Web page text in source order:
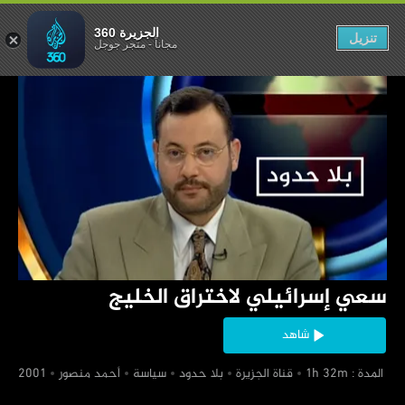
‏سعي إسرائيلي لاختراق الخليج
شاهد
‏ المدة : 1h 32m
‏قناة الجزيرة ‏بلا حدود ‏سياسة ‏أحمد منصور
الخليج
الجزيرة 360
مجاناً-متجر جوجل تنزيل